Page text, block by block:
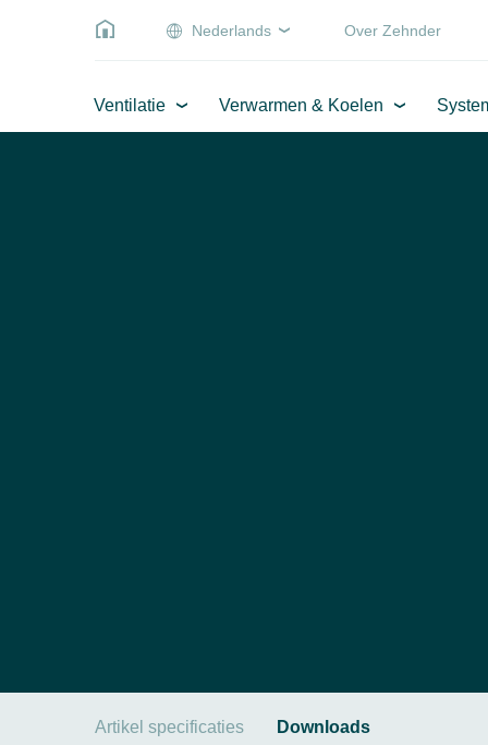
Nederlands Over Zehnder
Ventilatie Verwarmen & Koelen
Artikel specificaties Downloads